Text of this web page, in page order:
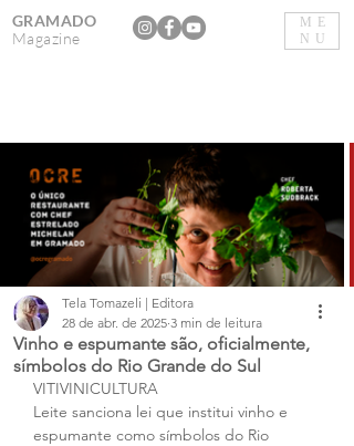
ME
NU
GRAMADO
Magazine
Vinho e espumante são, oficialmente,
símbolos do Rio Grande do Sul
Tela Tomazeli | Editora
28 de abr. de 2025 3 min de leitura
VITIVINICULTURA
Leite sanciona lei que institui vinho e
espumante como símbolos do Rio